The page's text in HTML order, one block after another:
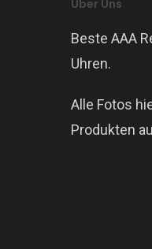
Über Uns
Beste AAA
Uhren.
Alle Fotos
Produkten